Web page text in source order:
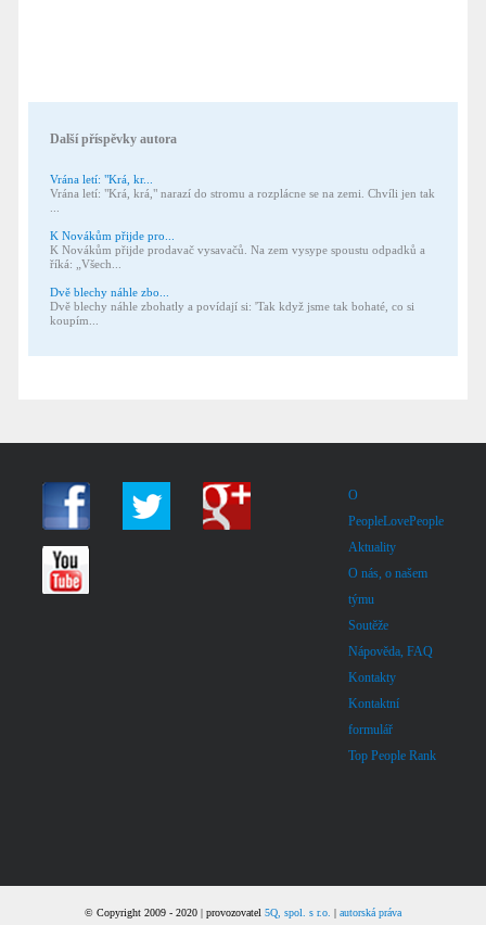
Další příspěvky autora
Vrána letí: "Krá, kr...
Vrána letí: "Krá, krá," narazí do stromu a rozplácne se na zemi. Chvíli jen tak
...
K Novákům přijde pro...
K Novákům přijde prodavač vysavačů. Na zem vysype spoustu odpadků a
říká: „Všech...
Dvě blechy náhle zbo...
Dvě blechy náhle zbohatly a povídají si: 'Tak když jsme tak bohaté, co si
koupím...
O
PeopleLovePeople
Aktuality
O nás, o našem
týmu
Soutěže
Nápověda, FAQ
Kontakty
Kontaktní
formulář
Top People Rank
© Copyright 2009 - 2020 | provozovatel 5Q, spol. s r.o. autorská práva